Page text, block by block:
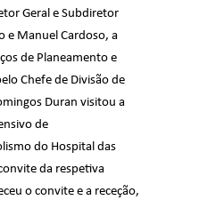
Geral e Subdiretor
e Manuel Cardoso, a
de Planeamento e
Chefe de Divisão de
Duran visitou a
de
do Hospital das
da respetiva
o convite e a receção,